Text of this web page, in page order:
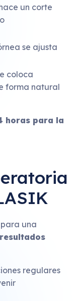
un corte
se ajusta
coloca
forma natural
horas para la
una
regulares